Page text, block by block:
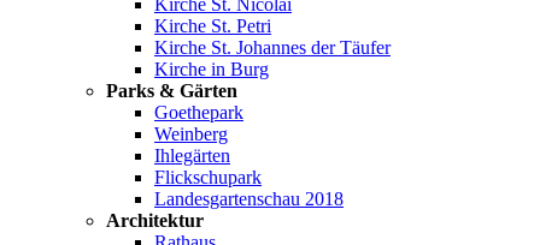
Kirche St. Nicolai
Kirche St. Petri
Kirche St. Johannes der Täufer
Kirche in Burg
Parks & Gärten
Goethepark
Weinberg
Ihlegärten
Flickschupark
Landesgartenschau 2018
Architektur